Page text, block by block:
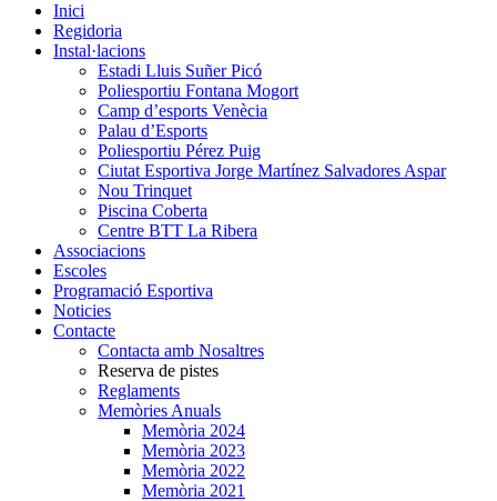
Inici
Regidoria
Instal·lacions
Estadi Lluis Suñer Picó
Poliesportiu Fontana Mogort
Camp d’esports Venècia
Palau d’Esports
Poliesportiu Pérez Puig
Ciutat Esportiva Jorge Martínez Salvadores Aspar
Nou Trinquet
Piscina Coberta
Centre BTT La Ribera
Associacions
Escoles
Programació Esportiva
Noticies
Contacte
Contacta amb Nosaltres
Reserva de pistes
Reglaments
Memòries Anuals
Memòria 2024
Memòria 2023
Memòria 2022
Memòria 2021